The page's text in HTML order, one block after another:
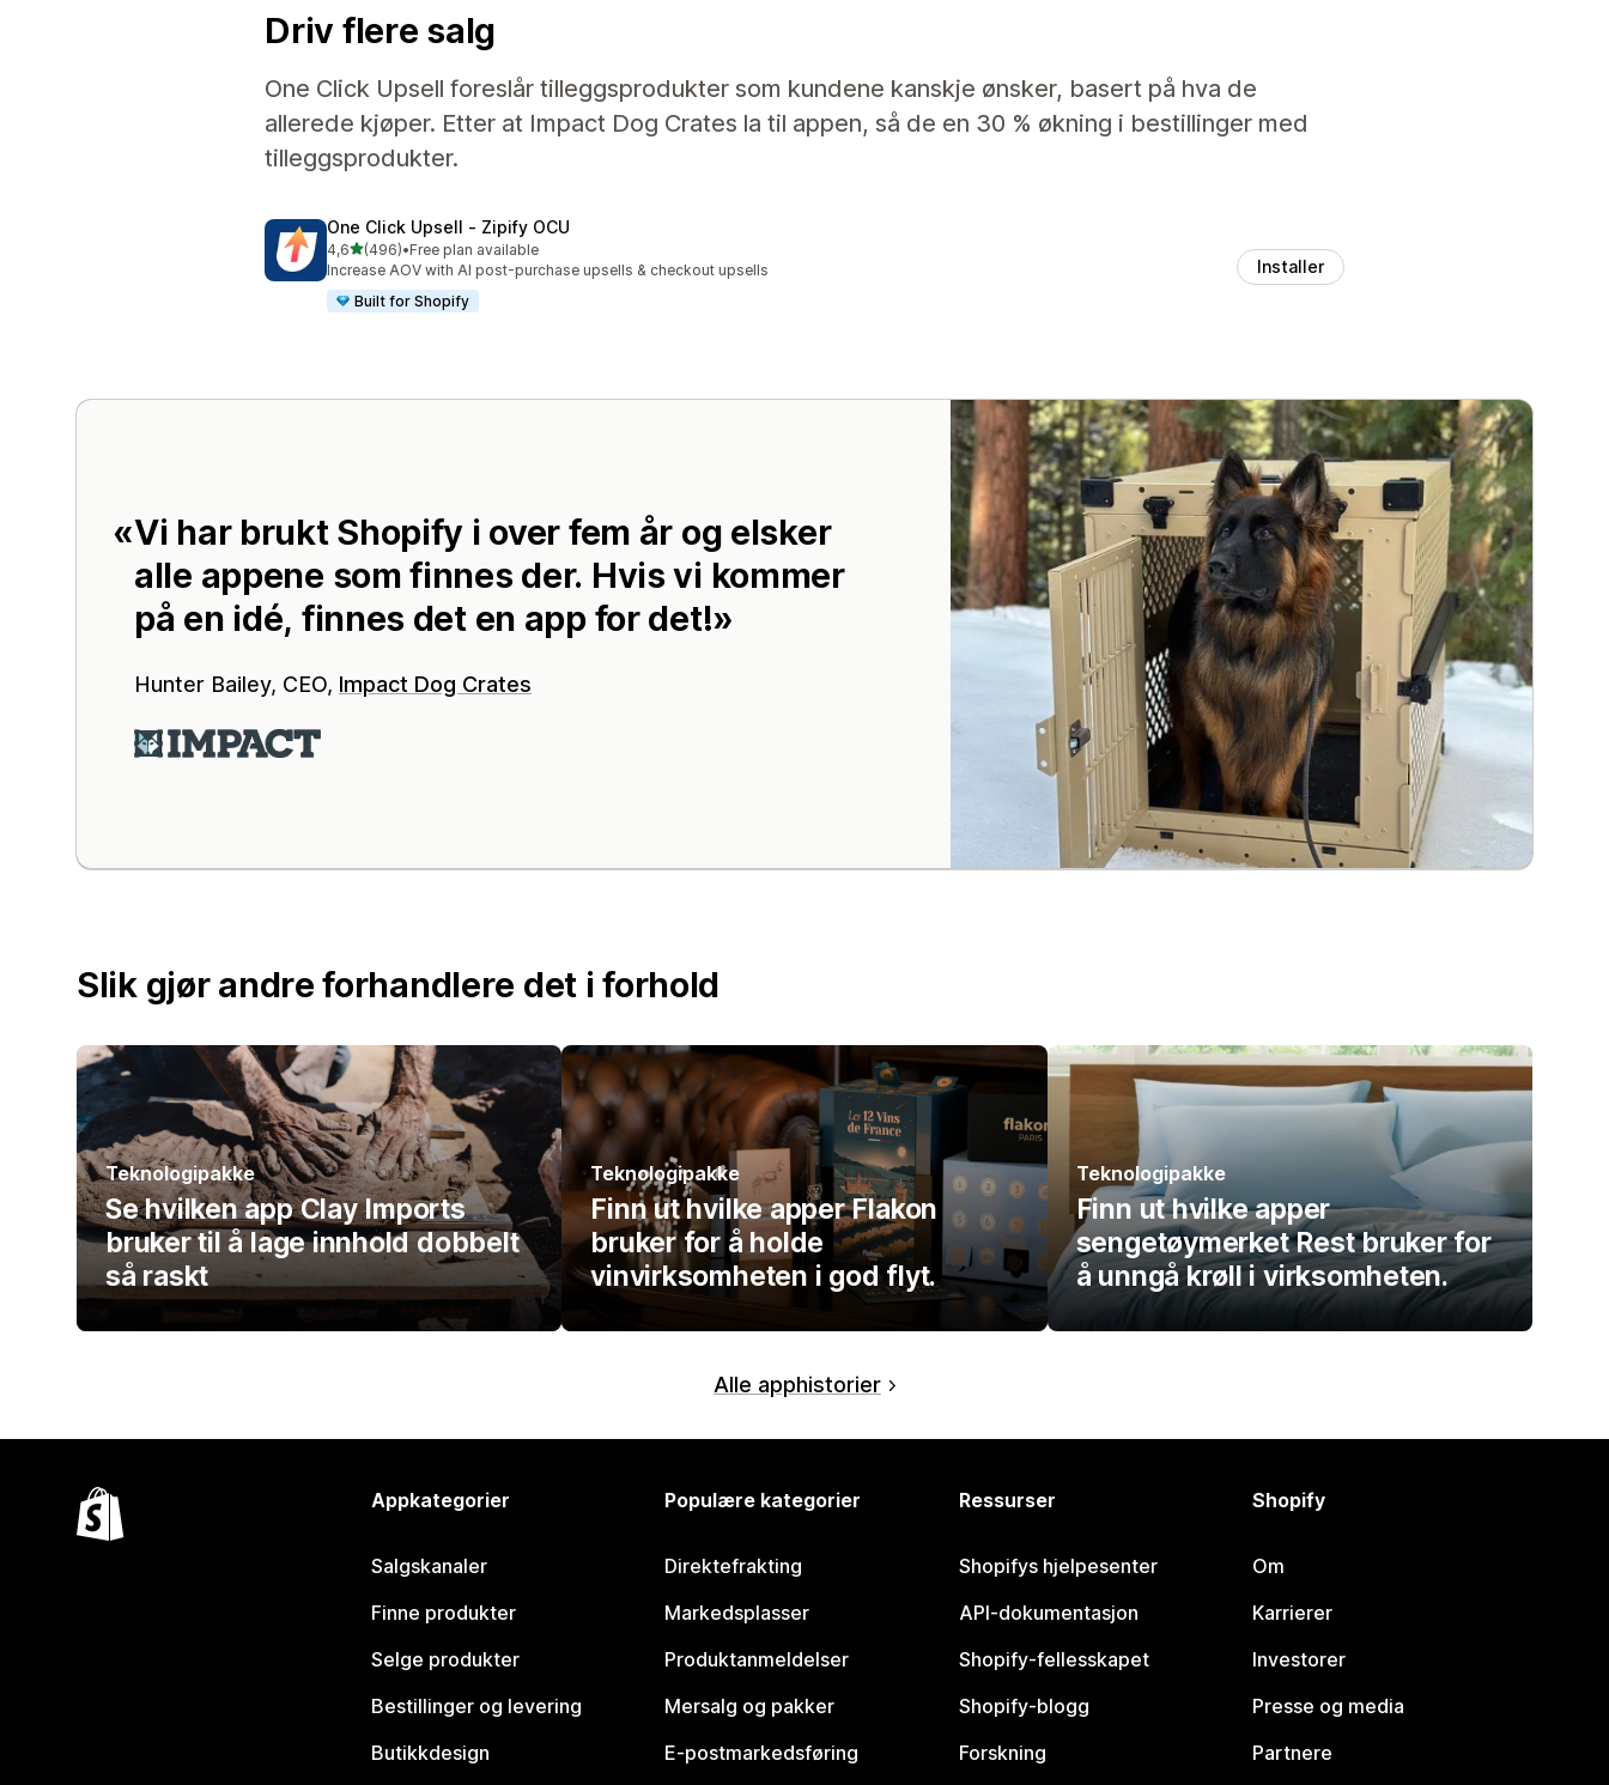
Driv flere salg
One Click Upsell foreslår tilleggsprodukter som kundene kanskje ønsker, basert på hva de
allerede kjøper. Etter at Impact Dog Crates la til appen, så de en 30 % økning i bestillinger med
tilleggsprodukter.
One Click Upsell ‑ Zipify OCU
4,6av 5 stjerner
(496)
Totalt 496 omtaler
•Free plan available
Increase AOV with AI post-purchase upsells & checkout upsells
Built for Shopify
Installer
Vi har brukt Shopify i over fem år og elsker
alle appene som finnes der. Hvis vi kommer
på en idé, finnes det en app for det!
Hunter Bailey, CEO, Impact Dog Crates
Slik gjør andre forhandlere det i forhold
Teknologipakke
Se hvilken app Clay Imports
bruker til å lage innhold dobbelt
så raskt
Teknologipakke
Finn ut hvilke apper Flakon
bruker for å holde
vinvirksomheten i god flyt.
Teknologipakke
Finn ut hvilke apper
sengetøymerket Rest bruker for
å unngå krøll i virksomheten.
Alle apphistorier
Appkategorier
Salgskanaler
Finne produkter
Selge produkter
Bestillinger og levering
Butikkdesign
Populære kategorier
Direktefrakting
Markedsplasser
Produktanmeldelser
Mersalg og pakker
E-postmarkedsføring
Ressurser
Shopifys hjelpesenter
API-dokumentasjon
Shopify-fellesskapet
Shopify-blogg
Forskning
Shopify
Om
Karrierer
Investorer
Presse og media
Partnere